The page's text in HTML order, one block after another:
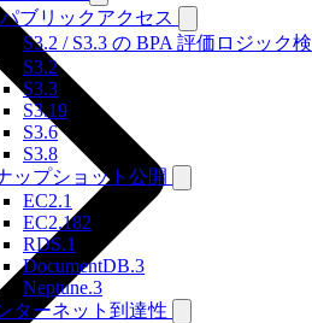
パブリックアクセス
S3.2 / S3.3 の BPA 評価ロジック
S3.2
S3.3
S3.19
S3.6
S3.8
ップショット公開
EC2.1
EC2.182
RDS.1
DocumentDB.3
Neptune.3
ターネット到達性